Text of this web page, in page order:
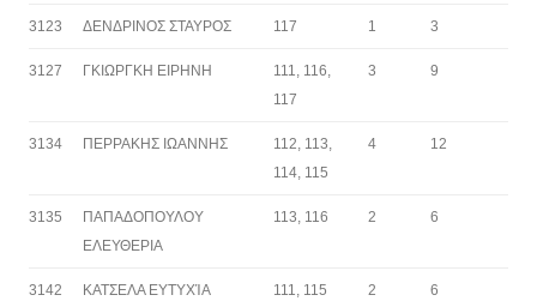
3123 ΔΕΝΔΡΙΝΟΣ ΣΤΑΥΡΟΣ 117 1 3
3127 ΓΚΙΩΡΓΚΗ ΕΙΡΗΝΗ
111, 116,
117
3 9
3134 ΠΕΡΡΑΚΗΣ ΙΩΑΝΝΗΣ
112, 113,
114, 115
4 12
3135
ΠΑΠΑΔΟΠΟΥΛΟΥ
ΕΛΕΥΘΕΡΙΑ
113, 116 2 6
3142 ΚΑΤΣΕΛΑ ΕΥΤΥΧΊΑ 111, 115 2 6